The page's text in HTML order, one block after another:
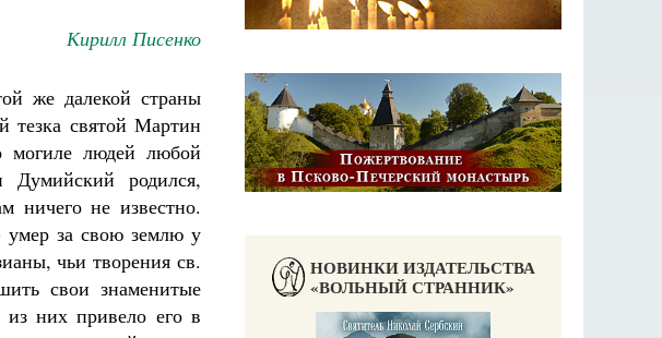
Кирилл Писенко
же далекой страны
тезка святой Мартин
могиле людей любой
родился,
ничего не известно.
умер за свою землю у
чьи творения св.
свои знаменитые
из них привело его в
НОВИНКИ ИЗДАТЕЛЬСТВА
«ВОЛЬНЫЙ СТРАННИК»